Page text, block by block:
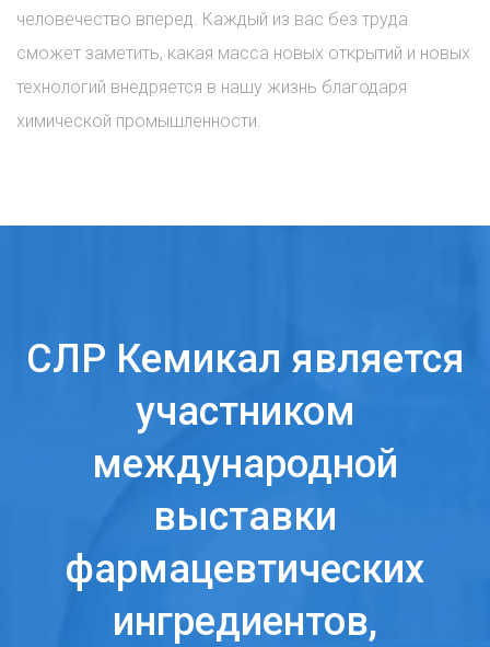
человечество вперед. Каждый из вас без труда
сможет заметить, какая масса новых открытий и новых
технологий внедряется в нашу жизнь благодаря
химической промышленности.
СЛР Кемикал является
участником
международной
выставки
фармацевтических
ингредиентов,